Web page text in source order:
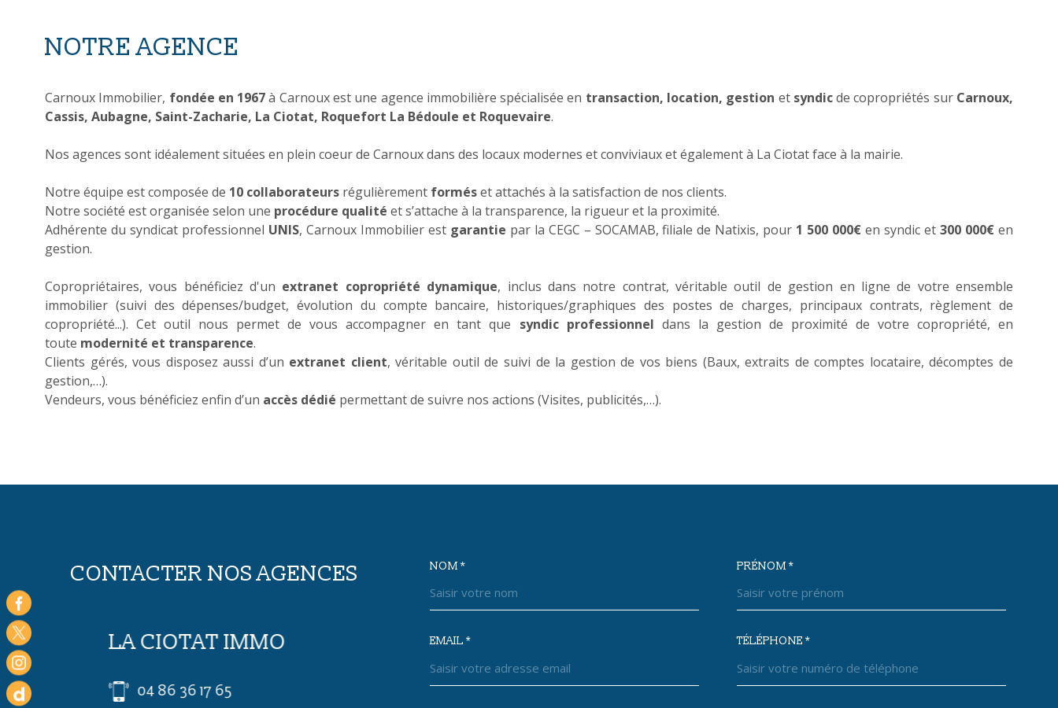
NOTRE AGENCE
Carnoux Immobilier, fondée en 1967à Carnoux est une agence immobilière spécialisée en transaction, location, gestion et syndicde copropriétés sur Carnoux,
Cassis, Aubagne, Saint-Zacharie, La Ciotat, Roquefort La Bédoule et Roquevaire.
Nos agences sont idéalement situées en plein coeur de Carnoux dans des locaux modernes et conviviaux et également à La Ciotat face à la mairie.
Notre équipe est composée de 10 collaborateurs régulièrement forméset attachés à la satisfaction de nos clients.
Notre société est organisée selon une procédure qualité et s’attache à la transparence, la rigueur et la proximité.
Adhérente du syndicat professionnel UNIS, Carnoux Immobilier est garantie par la CEGC – SOCAMAB, filiale de Natixis, pour 1 500 000€ en syndic et300 000€ en
gestion.
Copropriétaires, vous bénéficiez d'un extranet copropriété dynamique, inclus dans notre contrat, véritable outil de gestion en ligne de votre ensemble
immobilier (suivi des dépenses/budget, évolution du compte bancaire, historiques/graphiques des postes de charges, principaux contrats, règlement de
copropriété...). Cet outil nous permet de vous accompagner en tant que syndic professionnel dans la gestion de proximité de votre copropriété, en
toute modernité et transparence.
Clients gérés, vous disposez aussi d’un extranet client, véritable outil de suivi de la gestion de vos biens (Baux, extraits de comptes locataire, décomptes de
gestion,…).
Vendeurs, vous bénéficiez enfin d’un accès dédié permettant de suivre nos actions (Visites, publicités,…).
CONTACTER NOS AGENCES
LA CIOTAT IMMO
04 86 36 17 65
CARNOUX IMMO
04 42 73 72 89
TRAD_MELTEM_VOSCOORDONNEES
NOM * PRÉNOM *
EMAIL * TÉLÉPHONE *